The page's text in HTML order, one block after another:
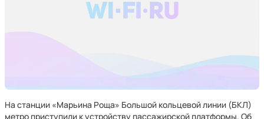
На станции «Марьина Роща» Большой кольцевой линии (БКЛ)
метро приступили к устройству пассажирской платформы. Об